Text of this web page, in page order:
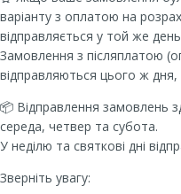
варіанту з оплатою на
відправляється у той же
Замовлення з післяплатою
відправляються цього ж
📦 Відправлення замовлень
середа, четвер та субота.
У неділю та святкові дні
Зверніть увагу: